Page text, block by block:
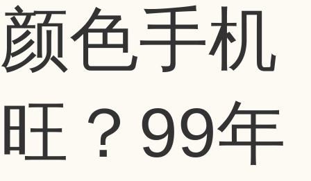
颜色手机
旺？99年